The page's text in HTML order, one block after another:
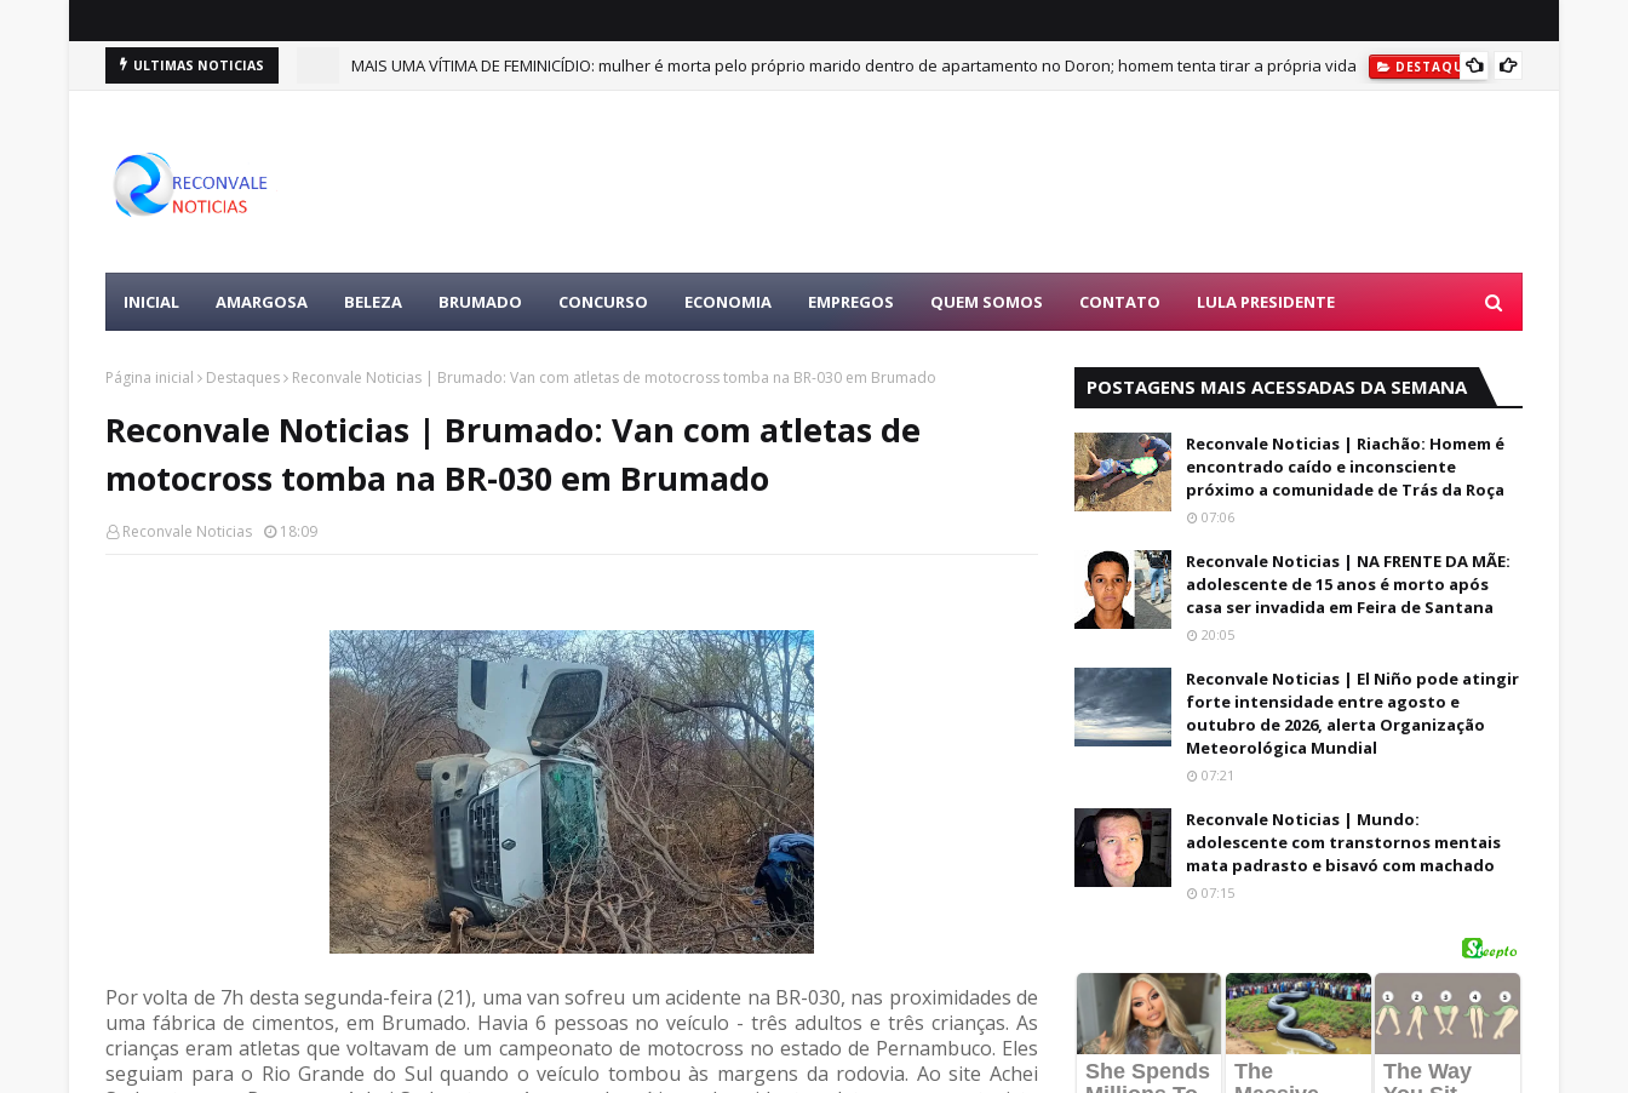
ULTIMAS NOTICIAS
DESTAQUES MAIS UMA VÍTIMA DE FEMINICÍDIO: mulher é morta pelo próprio marido dentro de apartamento no Doron; homem tenta tirar a própria vida DESTAQUES
INICIAL AMARGOSA BELEZA BRUMADO CONCURSO ECONOMIA EMPREGOS QUEM SOMOS CONTATO LULA PRESIDENTE
Página inicial Destaques Reconvale Noticias | Brumado: Van com atletas de motocross tomba na BR-030 em Brumado
Reconvale Noticias | Brumado: Van com atletas de
motocross tomba na BR-030 em Brumado
Reconvale Noticias 18:09
Por volta de 7h desta segunda-feira (21), uma van sofreu um acidente na BR-030, nas proximidades de
uma fábrica de cimentos, em Brumado. Havia 6 pessoas no veículo - três adultos e três crianças. As
crianças eram atletas que voltavam de um campeonato de motocross no estado de Pernambuco. Eles
seguiam para o Rio Grande do Sul quando o veículo tombou às margens da rodovia. Ao site Achei
POSTAGENS MAIS ACESSADAS DA SEMANA
Reconvale Noticias | Riachão: Homem é
encontrado caído e inconsciente
próximo a comunidade de Trás da Roça
07:06
Reconvale Noticias | NA FRENTE DA MÃE:
adolescente de 15 anos é morto após
casa ser invadida em Feira de Santana
20:05
Reconvale Noticias | El Niño pode atingir
forte intensidade entre agosto e
outubro de 2026, alerta Organização
Meteorológica Mundial
07:21
Reconvale Noticias | Mundo:
adolescente com transtornos mentais
mata padrasto e bisavó com machado
07:15